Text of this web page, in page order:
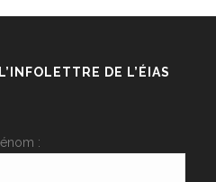
DE L’ÉIAS
: